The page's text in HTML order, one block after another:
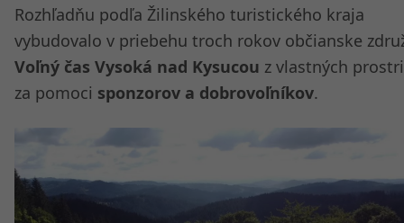
Rozhľadňu podľa Žilinského turistického kraja
vybudovalo v priebehu troch rokov občianske
Voľný čas Vysoká nad Kysucou z vlastných
za pomoci sponzorov a dobrovoľníkov.